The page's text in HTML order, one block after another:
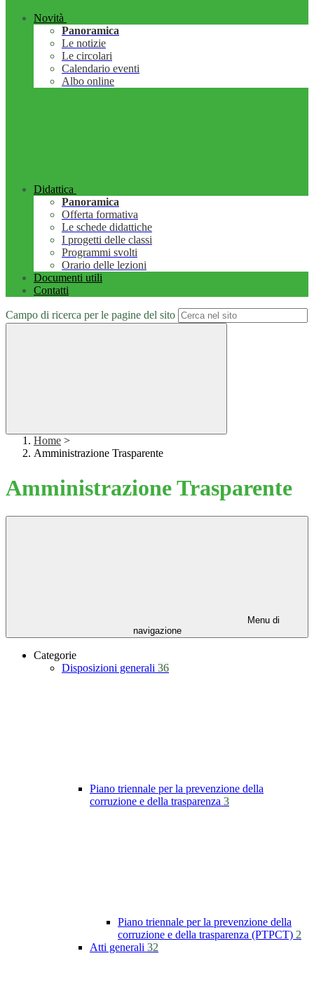
Novità
Panoramica
Le notizie
Le circolari
Calendario eventi
Albo online
Didattica
Panoramica
Offerta formativa
Le schede didattiche
I progetti delle classi
Programmi svolti
Orario delle lezioni
Documenti utili
Contatti
Campo di ricerca per le pagine del sito
Home >
Amministrazione Trasparente
Amministrazione Trasparente
Menu di
navigazione
Categorie
Disposizioni generali 36
Piano triennale per la prevenzione della
corruzione e della trasparenza 3
Piano triennale per la prevenzione della
corruzione e della trasparenza (PTPCT) 2
Atti generali 32